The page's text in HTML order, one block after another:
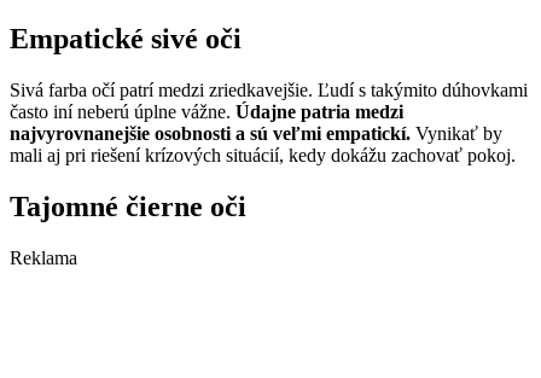
Empatické sivé oči
Sivá farba očí patrí medzi zriedkavejšie. Ľudí s takýmito dúhovkami
často iní neberú úplne vážne. Údajne patria medzi
najvyrovnanejšie osobnosti a sú veľmi empatickí. Vynikať by
mali aj pri riešení krízových situácií, kedy dokážu zachovať pokoj.
Tajomné čierne oči
Reklama